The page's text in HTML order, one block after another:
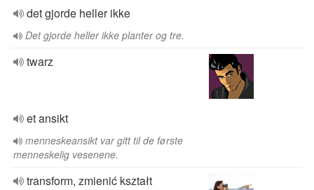
det gjorde heller ikke
Det gjorde heller ikke planter og tre.
twarz
et ansikt
menneskeansikt var gitt til de første
menneskelig vesenene.
transform, zmienić kształt